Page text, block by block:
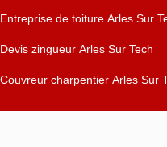
Entreprise de toiture Arles Sur
Devis zingueur Arles Sur Tech
Couvreur charpentier Arles Sur